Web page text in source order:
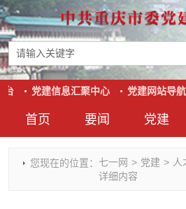
首页 要闻
时政要闻
党建
党建动态
热点关注
红岩评论
党建信息汇聚中心 党建网站导航
您现在的位置： 七一网 > 党建 > 人
详细内容